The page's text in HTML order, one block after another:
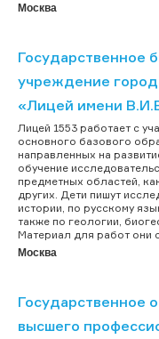
Москва
Государственное
учреждение
«Лицей имени
Лицей 1553 работает с
основного базового
направленных на
обучение
предметных областей,
других. Дети пишут
истории, по русскому
также по геологии,
Материал для работ они
Москва
Государственное
высшего